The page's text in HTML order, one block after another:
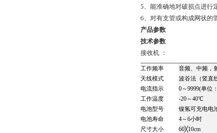
5、能准确地对破损点进行
6、对有支管或构成网状的
产品参数
技术参数
接收机 ：
工作频率
音频、中频，
天线模式
波谷法（竖直
电流指示
0～9999(单位
工作温度
-20～40℃
电池型号
镍氢可充电电
电池寿命
4～6小时
尺寸大小
60╳10cm